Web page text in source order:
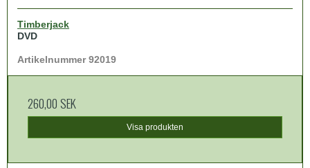
Timberjack
DVD
Artikelnummer 92019
260,00 SEK
Visa produkten